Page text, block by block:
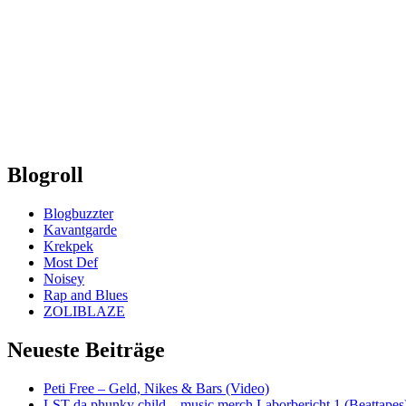
Blogroll
Blogbuzzter
Kavantgarde
Krekpek
Most Def
Noisey
Rap and Blues
ZOLIBLAZE
Neueste Beiträge
Peti Free – Geld, Nikes & Bars (Video)